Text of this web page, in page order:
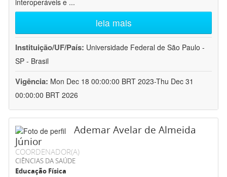
interoperáveis e ...
leia mais
Instituição/UF/País: Universidade Federal de São Paulo -
SP - Brasil
Vigência: Mon Dec 18 00:00:00 BRT 2023-Thu Dec 31
00:00:00 BRT 2026
Ademar Avelar de Almeida
Júnior
COORDENADOR(A)
CIÊNCIAS DA SAÚDE
Educação Física